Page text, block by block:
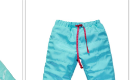
бл.розовый